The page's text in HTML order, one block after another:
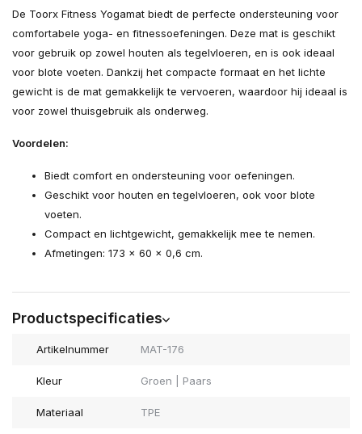
De Toorx Fitness Yogamat biedt de perfecte ondersteuning voor
comfortabele yoga- en fitnessoefeningen. Deze mat is geschikt
voor gebruik op zowel houten als tegelvloeren, en is ook ideaal
voor blote voeten. Dankzij het compacte formaat en het lichte
gewicht is de mat gemakkelijk te vervoeren, waardoor hij ideaal is
voor zowel thuisgebruik als onderweg.
Voordelen:
Biedt comfort en ondersteuning voor oefeningen.
Geschikt voor houten en tegelvloeren, ook voor blote
voeten.
Compact en lichtgewicht, gemakkelijk mee te nemen.
Afmetingen: 173 x 60 x 0,6 cm.
Productspecificaties
Artikelnummer MAT-176
Kleur Groen | Paars
Materiaal TPE